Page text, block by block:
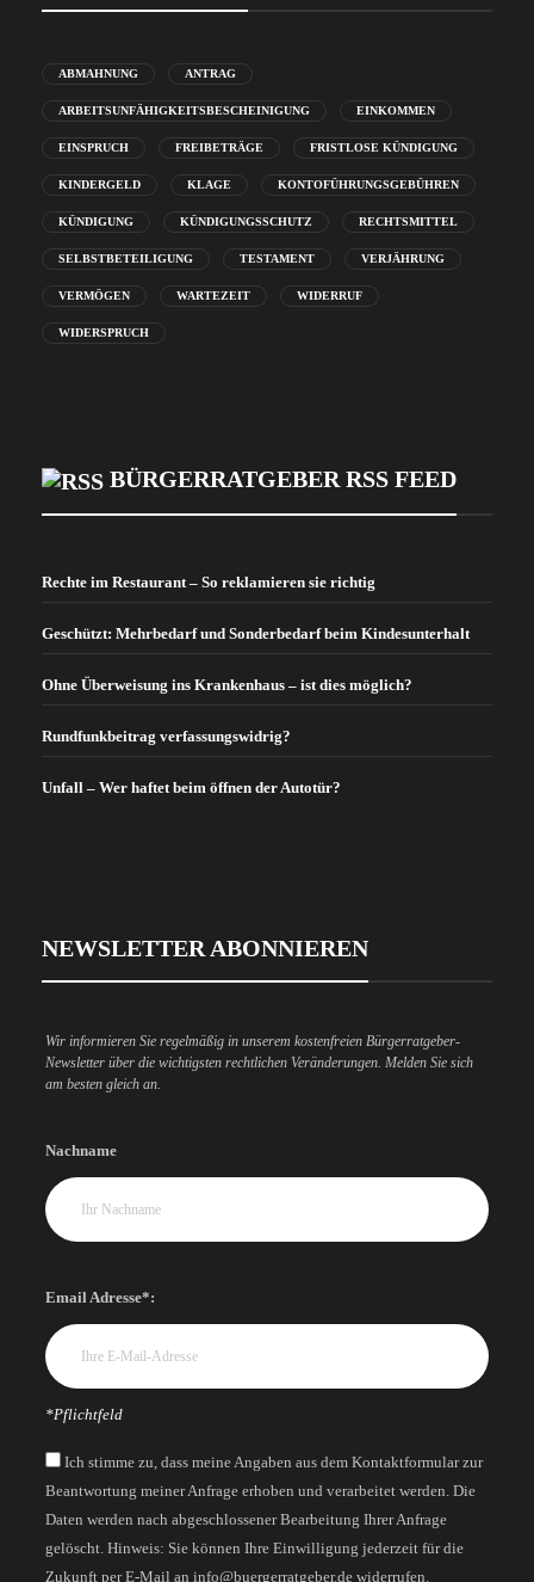
ABMAHNUNG ANTRAG
ARBEITSUNFÄHIGKEITSBESCHEINIGUNG EINKOMMEN
EINSPRUCH FREIBETRÄGE FRISTLOSE KÜNDIGUNG
KINDERGELD KLAGE KONTOFÜHRUNGSGEBÜHREN
KÜNDIGUNG KÜNDIGUNGSSCHUTZ RECHTSMITTEL
SELBSTBETEILIGUNG TESTAMENT VERJÄHRUNG
VERMÖGEN WARTEZEIT WIDERRUF
WIDERSPRUCH
BÜRGERRATGEBER RSS FEED
Rechte im Restaurant – So reklamieren sie richtig
Geschützt: Mehrbedarf und Sonderbedarf beim Kindesunterhalt
Ohne Überweisung ins Krankenhaus – ist dies möglich?
Rundfunkbeitrag verfassungswidrig?
Unfall – Wer haftet beim öffnen der Autotür?
NEWSLETTER ABONNIEREN
Wir informieren Sie regelmäßig in unserem kostenfreien Bürgerratgeber-
Newsletter über die wichtigsten rechtlichen Veränderungen. Melden Sie sich
am besten gleich an.
Nachname
Email Adresse*:
*Pflichtfeld
Ich stimme zu, dass meine Angaben aus dem Kontaktformular zur
Beantwortung meiner Anfrage erhoben und verarbeitet werden. Die
Daten werden nach abgeschlossener Bearbeitung Ihrer Anfrage
gelöscht. Hinweis: Sie können Ihre Einwilligung jederzeit für die
Zukunft per E-Mail an info@buergerratgeber.de widerrufen.